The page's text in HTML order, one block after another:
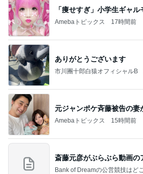
「痩せすぎ」小学生ギャ
Amebaトピックス 17時間前
ありがとうございます
市川團十郎白猿オフィシャルB
元ジャンポケ斉藤被告の妻
Amebaトピックス 15時間前
斎藤元彦がぶらぶら動画の
Bank of Dreamの公営競技はど